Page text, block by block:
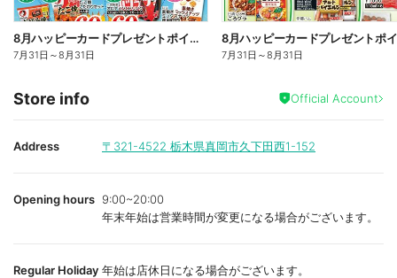
8月ハッピーカードプレゼントポイント:おもて
7月31日 ～8月31日 7月31日 ～8月31日
Store info Official Account
Address 〒321-4522 栃木県真岡市久下田西1-152
Opening hours 9:00~20:00
年末年始は営業時間が変更になる場合がございます。
Regular Holiday 年始は店休日になる場合がございます。